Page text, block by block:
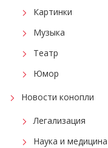
Картинки
Музыка
Театр
Юмор
Новости конопли
Легализация
Наука и медицина